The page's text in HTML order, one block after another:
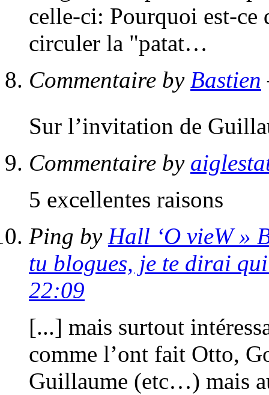
celle-ci: Pourquoi est-ce
circuler la "patat…
Commentaire by Bastien
Sur l’invitation de
Commentaire by
5 excellentes raisons
Ping by Hall ‘O vieW »
tu blogues, je te dirai
22:09
[...] mais surtout
comme l’ont fait Otto,
Guillaume (etc…) mais